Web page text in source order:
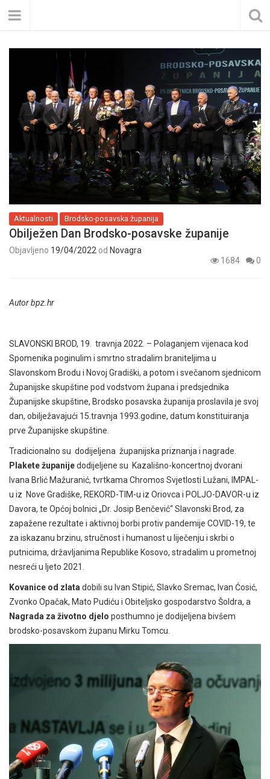
Aktualnosti Brodsko-posavska županija
Obilježen Dan Brodsko-posavske županije
Objavljeno 19/04/2022 od Novagra
1684
0
Autor bpz.hr
SLAVONSKI BROD, 19. travnja 2022. – Polaganjem vijenaca kod
Spomenika poginulim i smrtno stradalim braniteljima u
Slavonskom Brodu i Novoj Gradiški, a potom i svečanom sjednicom
Županijske skupštine pod vodstvom župana i predsjednika
Županijske skupštine, Brodsko posavska županija proslavila je svoj
dan, obilježavajući 15.travnja 1993.godine, datum konstituiranja
prve Županijske skupštine.
Tradicionalno su dodijeljena županijska priznanja i nagrade.
Plakete županijedodijeljene su Kazališno-koncertnoj dvorani
Ivana Brlić Mažuranić, tvrtkama Chromos Svjetlosti Lužani, IMPAL-
u iz Nove Gradiške, REKORD-TIM-u iz Oriovca i POLJO-DAVOR-u iz
Davora, te Općoj bolnici „Dr. Josip Benčević“ Slavonski Brod, za
zapažene rezultate i aktivnoj borbi protiv pandemije COVID-19, te
za iskazanu brzinu, stručnost i humanost u liječenju i skrbi o
putnicima, državljanima Republike Kosovo, stradalim u prometnoj
nesreći u ljeto 2021.
Kovanice od zlata dobili su Ivan Stipić, Slavko Sremac, Ivan Ćosić,
Zvonko Opačak, Mato Pudiću i Obiteljsko gospodarstvo Šoldra, a
Nagrada za životno djelo posthumno je dodijeljena bivšem
brodsko-posavskom županu Mirku Tomcu.